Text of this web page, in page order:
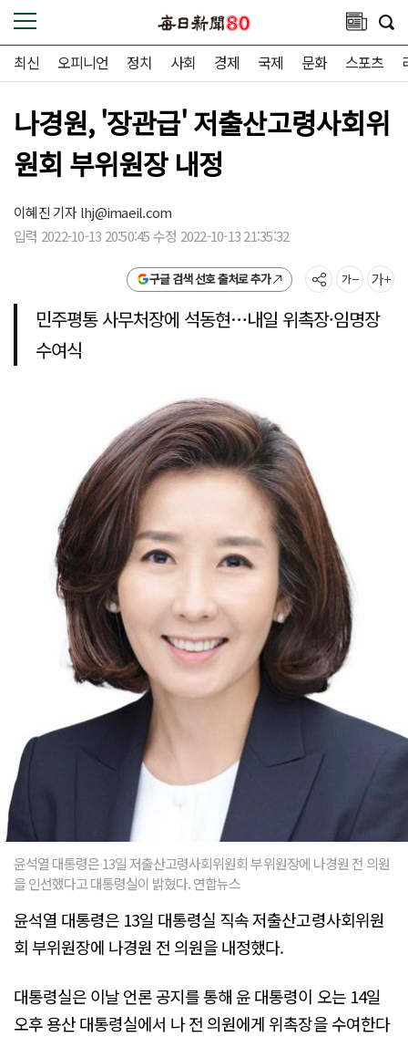
최신 오피니언 정치 사회 경제 국제 문화 스포츠
나경원, '장관급' 저출산고령사회위
원회 부위원장 내정
이혜진 기자lhj@imaeil.com
입력 2022-10-13 20:50:45 수정 2022-10-13 21:35:32
구글 검색 선호 출처로 추가
민주평통 사무처장에 석동현…내일 위촉장·임명장
수여식
윤석열 대통령은 13일 저출산고령사회위원회 부위원장에 나경원 전 의원
을 인선했다고 대통령실이 밝혔다. 연합뉴스
윤석열 대통령은 13일 대통령실 직속 저출산고령사회위원
회 부위원장에 나경원 전 의원을 내정했다.
대통령실은 이날 언론 공지를 통해 윤 대통령이 오는 14일
오후 용산 대통령실에서 나 전 의원에게 위촉장을 수여한다